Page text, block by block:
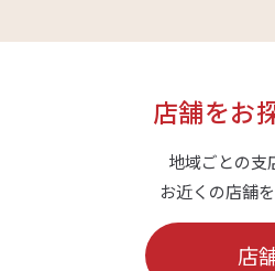
店舗をお
地域ごとの支
お近くの店舗
店